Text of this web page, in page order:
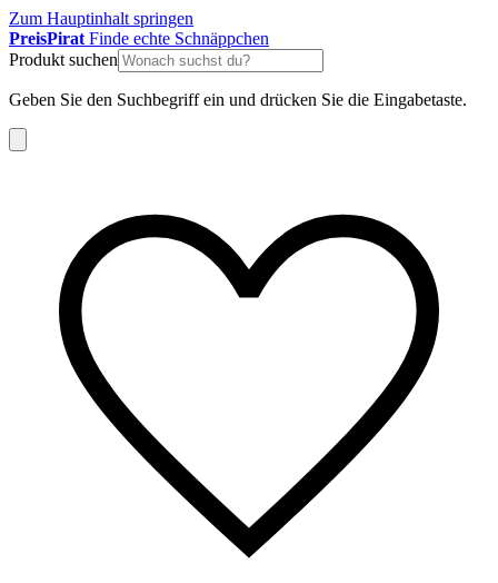
Zum Hauptinhalt springen
PreisPirat Finde echte Schnäppchen
Produkt suchen
Geben Sie den Suchbegriff ein und drücken Sie die Eingabetaste.